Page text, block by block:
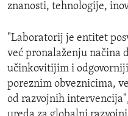
znanosti, tehnologije,
"Laboratorij je entitet
već pronalaženju načina
učinkovitijim i
poreznim obveznicima,
od razvojnih